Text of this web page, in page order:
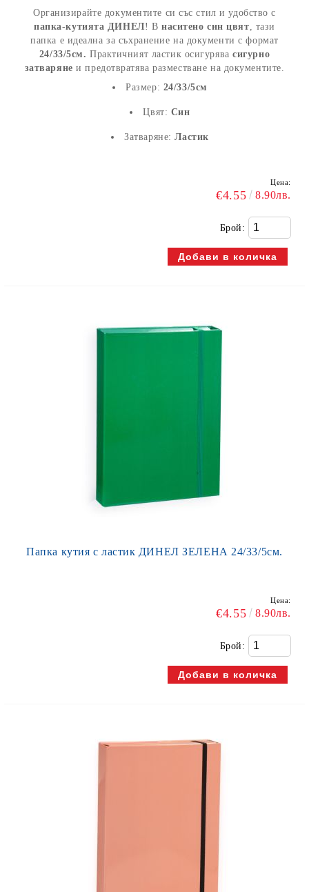
Организирайте документите си със стил и удобство с
папка-кутията ДИНЕЛ! В наситено син цвят, тази
папка е идеална за съхранение на документи с формат
24/33/5см. Практичният ластик осигурявасигурно
затваряне и предотвратява разместване на документите.
Размер: 24/33/5см
Цвят: Син
Затваряне:Ластик
Цена:
€4.55 8.90лв.
Брой:
Папка кутия с ластик ДИНЕЛ ЗЕЛЕНА 24/33/5см.
Цена:
€4.55 8.90лв.
Брой: